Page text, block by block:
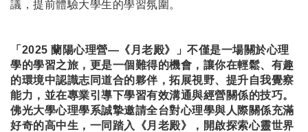
議，提前體驗大學生的學習氛圍。
「2025 蘭陽心理營—《月老殿》」不僅是一場關於心理
學的學習之旅，更是一個難得的機會，讓你在輕鬆、有趣
的環境中認識志同道合的夥伴，拓展視野、提升自我覺察
能力，並在專業引導下學習有效溝通與經營關係的技巧。
佛光大學心理學系誠摯邀請全台對心理學與人際關係充滿
好奇的高中生，一同踏入《月老殿》，開啟探索心靈世界